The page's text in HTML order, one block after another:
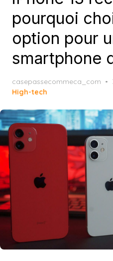
pourquoi
option pour
smartphone
casepassecommeca_com
High-tech